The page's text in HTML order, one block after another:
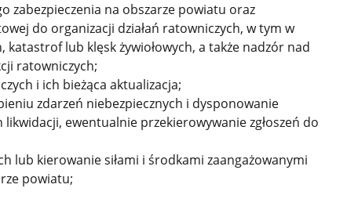
zabezpieczenia na obszarze powiatu oraz
do organizacji działań ratowniczych, w tym w
katastrof lub klęsk żywiołowych, a także nadzór nad
ratowniczych;
i ich bieżąca aktualizacja;
zdarzeń niebezpiecznych i dysponowanie
ewentualnie przekierowywanie zgłoszeń do
lub kierowanie siłami i środkami zaangażowanymi
powiatu;